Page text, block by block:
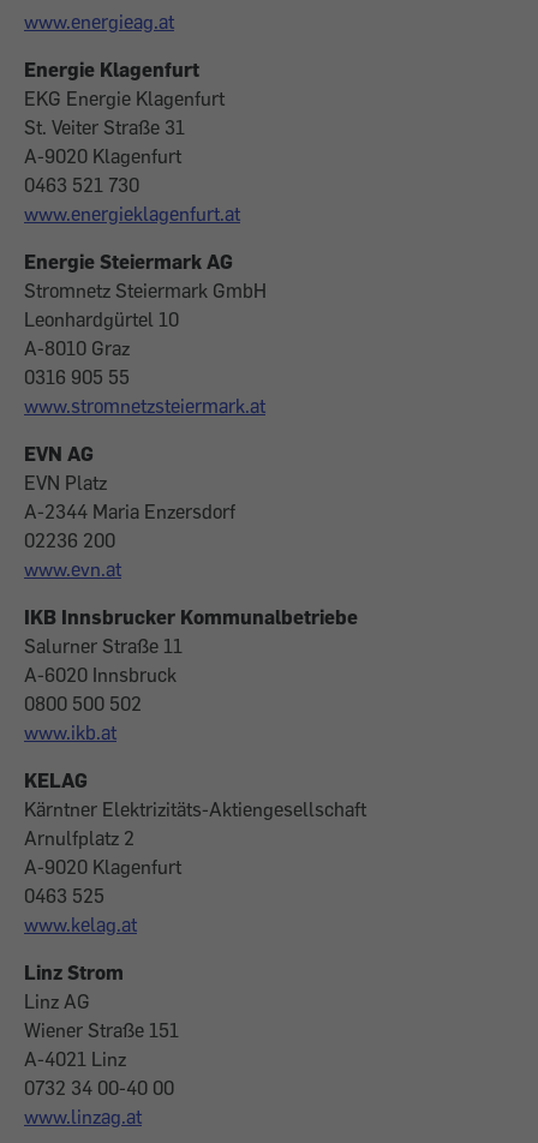
www.energieag.at
Energie Klagenfurt
EKG Energie Klagenfurt
St. Veiter Straße 31
A-9020 Klagenfurt
0463 521 730
www.energieklagenfurt.at
Energie Steiermark AG
Stromnetz Steiermark GmbH
Leonhardgürtel 10
A-8010 Graz
0316 905 55
www.stromnetzsteiermark.at
EVN AG
EVN Platz
A-2344 Maria Enzersdorf
02236 200
www.evn.at
IKB Innsbrucker Kommunalbetriebe
Salurner Straße 11
A-6020 Innsbruck
0800 500 502
www.ikb.at
KELAG
Kärntner Elektrizitäts-Aktiengesellschaft
Arnulfplatz 2
A-9020 Klagenfurt
0463 525
www.kelag.at
Linz Strom
Linz AG
Wiener Straße 151
A-4021 Linz
0732 34 00-40 00
www.linzag.at